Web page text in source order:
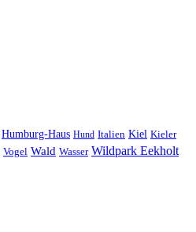
Humburg-Haus Hund Italien Kiel Kieler
Vogel Wald Wasser Wildpark Eekholt